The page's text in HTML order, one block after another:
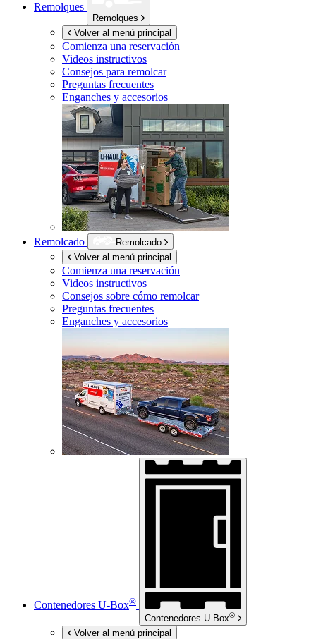
Remolques
Remolques
Volver al menú principal
Comienza una reservación
Videos instructivos
Consejos para remolcar
Preguntas frecuentes
Enganches y accesorios
Remolcado
Remolcado
Volver al menú principal
Comienza una reservación
Videos instructivos
Consejos sobre cómo remolcar
Preguntas frecuentes
Enganches y accesorios
Contenedores U-Box®
Contenedores U-Box®
Volver al menú principal